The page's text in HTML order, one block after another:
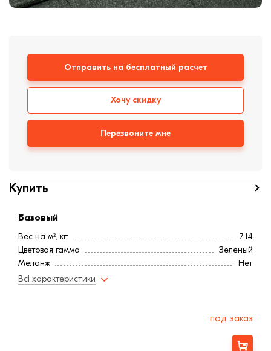
формовки
Строительные
смеси
Отправить на бесплатный расчет
Хочу скидку
Перезвоните мне
Купить
Базовый
Вес на м², кг:
7.14
Цветовая гамма
Зеленый
Меланж
Нет
Толщина металла
Всі характеристики
под заказ
Заказать